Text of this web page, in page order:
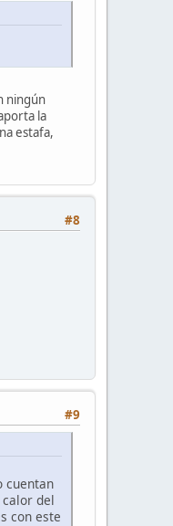
ningún
la
estafa,
#8
#9
cuentan
del
con este